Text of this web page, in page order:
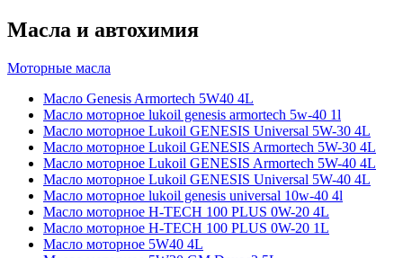
Масла и автохимия
Моторные масла
Масло Genesis Armortech 5W40 4L
Масло моторное lukoil genesis armortech 5w-40 1l
Масло моторное Lukoil GENESIS Universal 5W-30 4L
Масло моторное Lukoil GENESIS Armortech 5W-30 4L
Масло моторное Lukoil GENESIS Armortech 5W-40 4L
Масло моторное Lukoil GENESIS Universal 5W-40 4L
Масло моторное lukoil genesis universal 10w-40 4l
Масло моторное H-TECH 100 PLUS 0W-20 4L
Масло моторное H-TECH 100 PLUS 0W-20 1L
Масло моторное 5W40 4L